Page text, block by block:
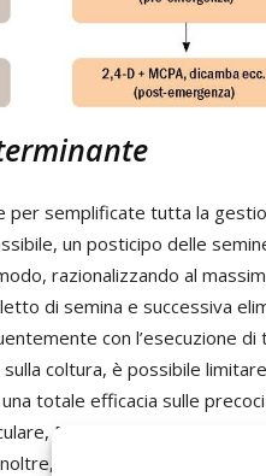
per semplificate tutta la
un posticipo delle
razionalizzando al
di semina e successiva
con l’esecuzione
coltura, è possibile
totale efficacia sulle
Polygonum persicaria e
con favorevole